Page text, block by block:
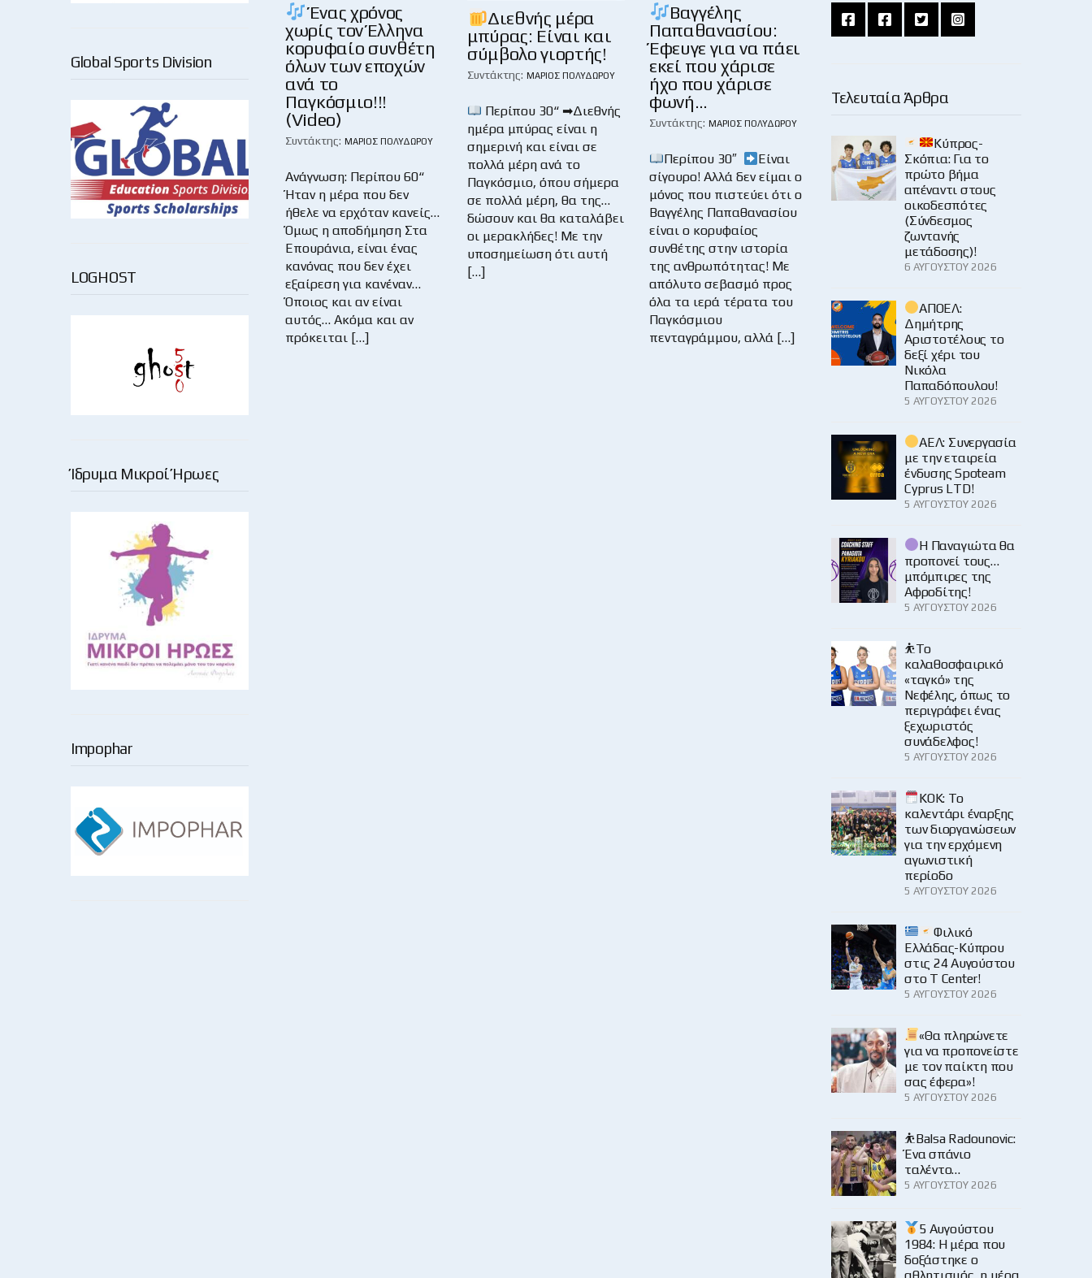
Global Sports Division
LOGHOST
Ίδρυμα Μικροί Ήρωες
Impophar
Ένας χρόνος
χωρίς τον Έλληνα
κορυφαίο συνθέτη
όλων των εποχών
ανά το
Παγκόσμιο!!!
(Video)
Συντάκτης: ΜΆΡΙΟΣ ΠΟΛΥΔΏΡΟΥ
Ανάγνωση: Περίπου 60“
Ήταν η μέρα που δεν
ήθελε να ερχόταν κανείς…
Όμως η αποδήμηση Στα
Επουράνια, είναι ένας
κανόνας που δεν έχει
εξαίρεση για κανέναν…
Όποιος και αν είναι
αυτός… Ακόμα και αν
πρόκειται […]
Διεθνής μέρα
μπύρας: Είναι και
σύμβολο γιορτής!
Συντάκτης: ΜΆΡΙΟΣ ΠΟΛΥΔΏΡΟΥ
Περίπου 30“ ➡Διεθνής
ημέρα μπύρας είναι η
σημερινή και είναι σε
πολλά μέρη ανά το
Παγκόσμιο, όπου σήμερα
σε πολλά μέρη, θα της…
δώσουν και θα καταλάβει
οι μερακλήδες! Με την
υποσημείωση ότι αυτή
[…]
Βαγγέλης
Παπαθανασίου:
Έφευγε για να πάει
εκεί που χάρισε
ήχο που χάρισε
φωνή…
Συντάκτης: ΜΆΡΙΟΣ ΠΟΛΥΔΏΡΟΥ
Περίπου 30″
Είναι
σίγουρο! Αλλά δεν είμαι ο
μόνος που πιστεύει ότι ο
Βαγγέλης Παπαθανασίου
είναι ο κορυφαίος
συνθέτης στην ιστορία
της ανθρωπότητας! Με
απόλυτο σεβασμό προς
όλα τα ιερά τέρατα του
Παγκόσμιου
πενταγράμμου, αλλά […]
Τελευταία Άρθρα
Κύπρος-
Σκόπια: Για το
πρώτο βήμα
απέναντι στους
οικοδεσπότες
(Σύνδεσμος
ζωντανής
μετάδοσης)!
6 ΑΥΓΟΎΣΤΟΥ 2026
ΑΠΟΕΛ:
Δημήτρης
Αριστοτέλους το
δεξί χέρι του
Νικόλα
Παπαδόπουλου!
5 ΑΥΓΟΎΣΤΟΥ 2026
ΑΕΛ: Συνεργασία
με την εταιρεία
ένδυσης Spoteam
Cyprus LTD!
5 ΑΥΓΟΎΣΤΟΥ 2026
Η Παναγιώτα θα
προπονεί τους…
μπόμπιρες της
Αφροδίτης!
5 ΑΥΓΟΎΣΤΟΥ 2026
⛹️‍Το
καλαθοσφαιρικό
«ταγκό» της
Νεφέλης, όπως το
περιγράφει ένας
ξεχωριστός
συνάδελφος!
5 ΑΥΓΟΎΣΤΟΥ 2026
KOK: Το
καλεντάρι έναρξης
των διοργανώσεων
για την ερχόμενη
αγωνιστική
περίοδο
5 ΑΥΓΟΎΣΤΟΥ 2026
Φιλικό
Ελλάδας-Κύπρου
στις 24 Αυγούστου
στο Τ Center!
5 ΑΥΓΟΎΣΤΟΥ 2026
«Θα πληρώνετε
για να προπονείστε
με τον παίκτη που
σας έφερα»!
5 ΑΥΓΟΎΣΤΟΥ 2026
⛹️Balsa Radounovic:
Ένα σπάνιο
ταλέντο…
5 ΑΥΓΟΎΣΤΟΥ 2026
5 Αυγούστου
1984: Η μέρα που
δοξάστηκε ο